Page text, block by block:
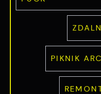
PIKNIK